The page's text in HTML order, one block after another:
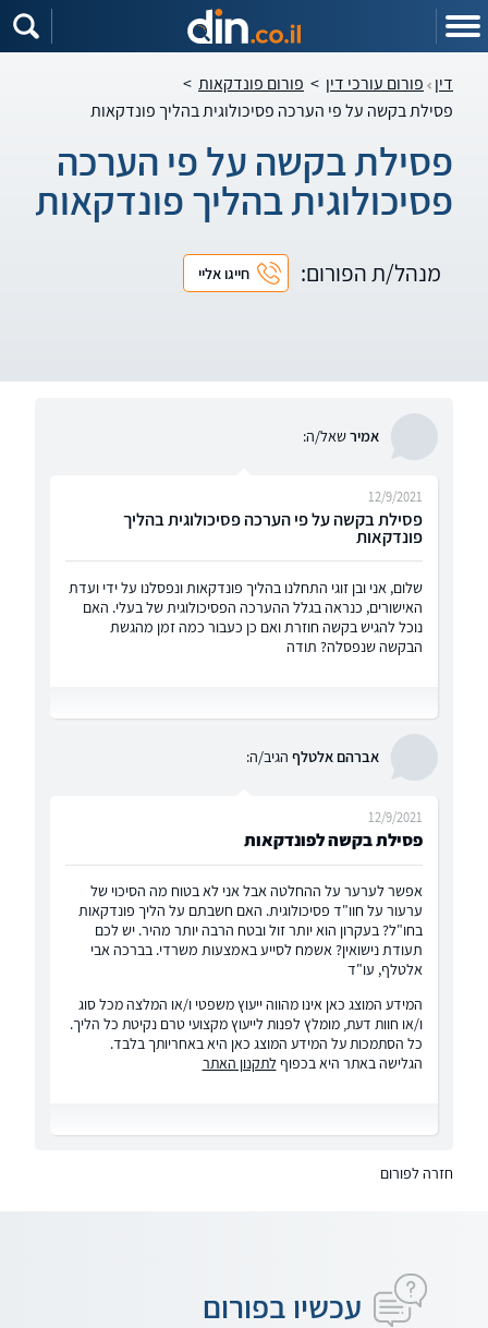
דין פורום עורכי דין > פורום פונדקאות >
פסילת בקשה על פי הערכה פסיכולוגית בהליך פונדקאות
פסילת בקשה על פי הערכה
פסיכולוגית בהליך פונדקאות
מנהל/ת הפורום: חייגו אליי
אמירשאל/ה:
פסילת בקשה על פי הערכה פסיכולוגית בהליך
פונדקאות
12/9/2021
שלום, אני ובן זוגי התחלנו בהליך פונדקאות ונפסלנו על ידי ועדת
האישורים, כנראה בגלל ההערכה הפסיכולוגית של בעלי. האם
נוכל להגיש בקשה חוזרת ואם כן כעבור כמה זמן מהגשת
הבקשה שנפסלה? תודה
אברהם אלטלף הגיב/ה:
פסילת בקשה לפונדקאות
12/9/2021
אפשר לערער על ההחלטה אבל אני לא בטוח מה הסיכוי של
ערעור על חוו"ד פסיכולוגית. האם חשבתם על הליך פונדקאות
בחו"ל? בעקרון הוא יותר זול ובטח הרבה יותר מהיר. יש לכם
תעודת נישואין? אשמח לסייע באמצעות משרדי. בברכה אבי
אלטלף, עו"ד
המידע המוצג כאן אינו מהווה ייעוץ משפטי ו/או המלצה מכל סוג
ו/או חוות דעת, מומלץ לפנות לייעוץ מקצועי טרם נקיטת כל הליך.
כל הסתמכות על המידע המוצג כאן היא באחריותך בלבד.
הגלישה באתר היא בכפוף לתקנון האתר
חזרה לפורום
עכשיו בפורום